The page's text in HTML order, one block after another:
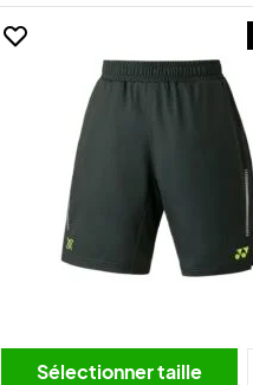
Sélectionner taille